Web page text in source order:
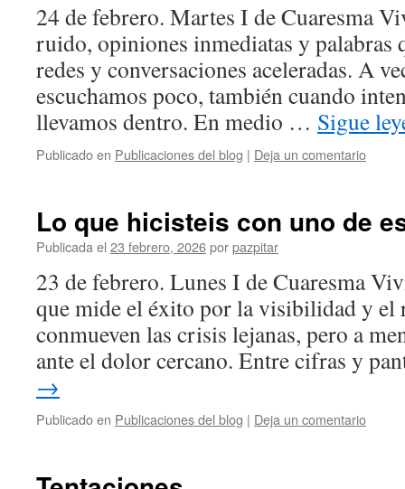
24 de febrero. Martes I de Cuaresma
ruido, opiniones inmediatas y palabras
redes y conversaciones aceleradas. A
escuchamos poco, también cuando
llevamos dentro. En medio … Sigue
Publicado en Publicaciones del blog | Deja un comentario
Lo que hicisteis con uno de
Publicada el 23 febrero, 2026porpazpitar
23 de febrero. Lunes I de Cuaresma
que mide el éxito por la visibilidad y el
conmueven las crisis lejanas, pero a
ante el dolor cercano. Entre cifras y
→
Publicado en Publicaciones del blog | Deja un comentario